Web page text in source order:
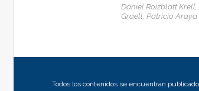
Daniel Roizblatt
Graell, Patricio Araya
Todos los contenidos se encuentran